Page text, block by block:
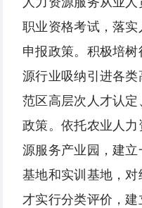
职业资格考试，落
申报政策。积极培
源行业吸纳引进各
范区高层次人才认
政策。依托农业人
源服务产业园，建立
基地和实训基地，
才实行分类评价，